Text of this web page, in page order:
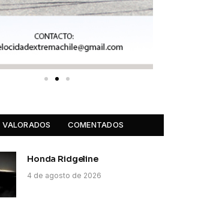
VALORADOS COMENTADOS
Honda Ridgeline
4 de agosto de 2026